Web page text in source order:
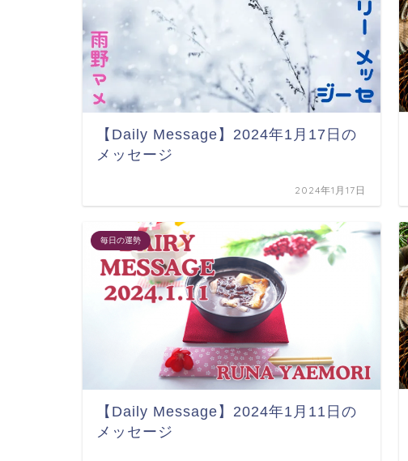
【Daily Message】2024年1月17日の
メッセージ
2024年1月17日
毎日の運勢
【Daily Message】2024年1月11日の
メッセージ